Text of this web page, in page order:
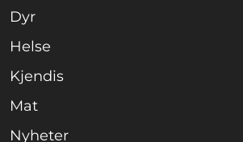
Dyr
Helse
Kjendis
Mat
Nyheter